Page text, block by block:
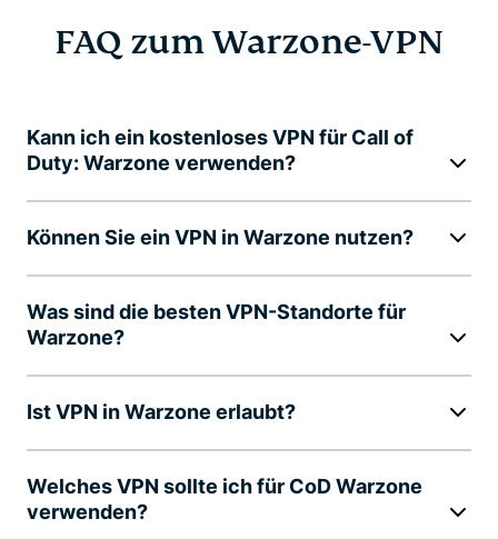
FAQ zum Warzone-VPN
Kann ich ein kostenloses VPN für Call of
Duty: Warzone verwenden?
Können Sie ein VPN in Warzone nutzen?
Was sind die besten VPN-Standorte für
Warzone?
Ist VPN in Warzone erlaubt?
Welches VPN sollte ich für CoD Warzone
verwenden?